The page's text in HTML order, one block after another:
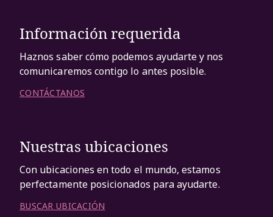
Información requerida
Haznos saber cómo podemos ayudarte y nos
comunicaremos contigo lo antes posible.
CONTÁCTANOS
Nuestras ubicaciones
Con ubicaciones en todo el mundo, estamos
perfectamente posicionados para ayudarte.
BUSCAR UBICACIÓN